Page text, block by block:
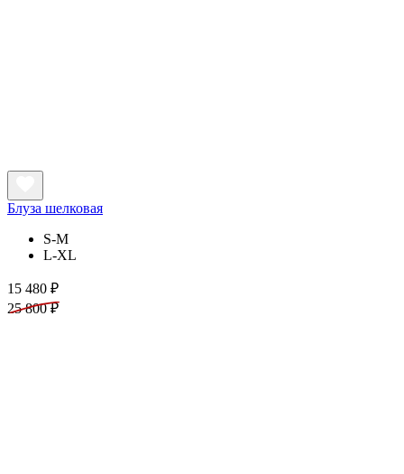
Блуза шелковая
S-M
L-XL
15 480 ₽
25 800 ₽